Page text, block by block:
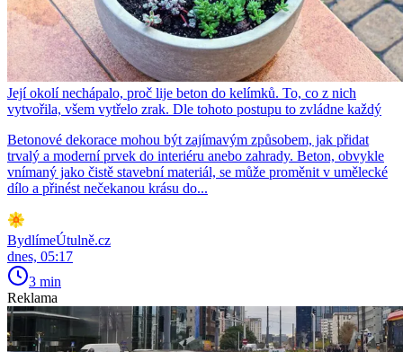
Její okolí nechápalo, proč lije beton do kelímků. To, co z nich
vytvořila, všem vytřelo zrak. Dle tohoto postupu to zvládne každý
Betonové dekorace mohou být zajímavým způsobem, jak přidat
trvalý a moderní prvek do interiéru anebo zahrady. Beton, obvykle
vnímaný jako čistě stavební materiál, se může proměnit v umělecké
dílo a přinést nečekanou krásu do...
BydlímeÚtulně.cz
dnes, 05:17
3 min
Reklama